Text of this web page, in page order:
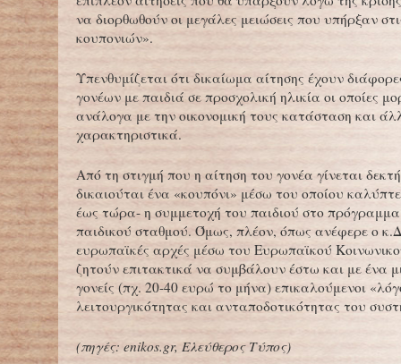
να διορθωθούν οι μεγάλες μειώσεις που υπήρξαν
κουπονιών».
Υπενθυμίζεται ότι δικαίωμα αίτησης έχουν
γονέων με παιδιά σε προσχολική ηλικία οι οποίες
ανάλογα με την οικονομική τους κατάσταση και
χαρακτηριστικά.
Από τη στιγμή που η αίτηση του γονέα γίνεται
δικαιούται ένα «κουπόνι» μέσω του οποίου
έως τώρα- η συμμετοχή του παιδιού στο πρόγραμμα
παιδικού σταθμού. Όμως, πλέον, όπως ανέφερε ο
ευρωπαϊκές αρχές μέσω του Ευρωπαϊκού
ζητούν επιτακτικά να συμβάλουν έστω και με ένα
γονείς (πχ. 20-40 ευρώ το μήνα) επικαλούμενοι
λειτουργικότητας και ανταποδοτικότητας του
(πηγές: enikos.gr, Ελεύθερος Τύπος)